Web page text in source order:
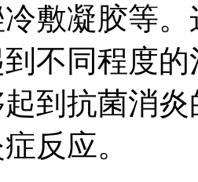
敷凝胶等
不同程度
到抗菌消
反应。